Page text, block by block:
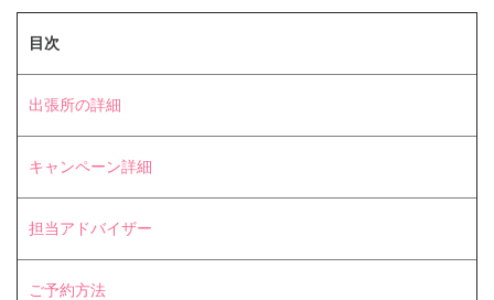
目次
出張所の詳細
キャンペーン詳細
担当アドバイザー
ご予約方法